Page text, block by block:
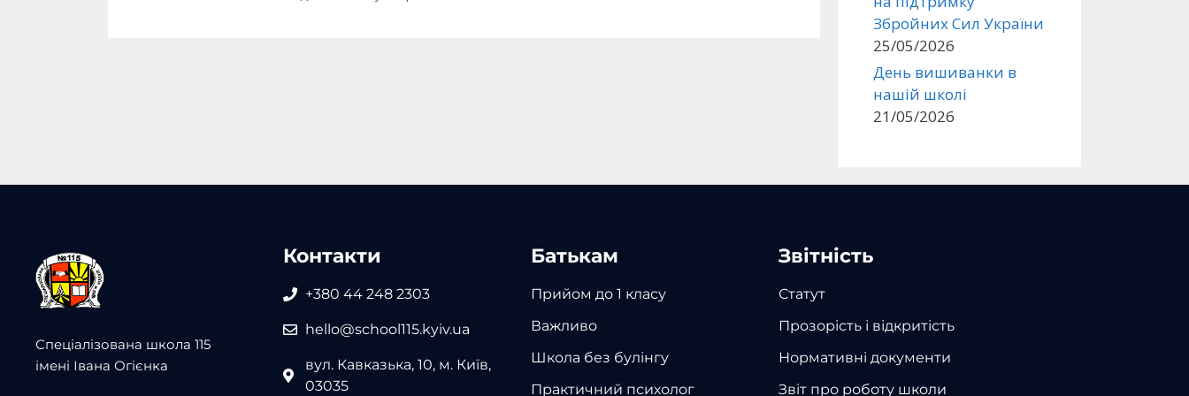
Збройних Сил України
25/05/2026
День вишиванки в
нашій школі
21/05/2026
Спеціалізована школа 115
імені Івана Огієнка
Контакти
+380 44 248 2303
hello@school115.kyiv.ua
вул. Кавказька, 10, м. Київ,
03035
Батькам
Прийом до 1 класу
Важливо
Школа без булінгу
Практичний психолог
Звітність
Статут
Прозорість і відкритість
Нормативні документи
Звіт про роботу школи